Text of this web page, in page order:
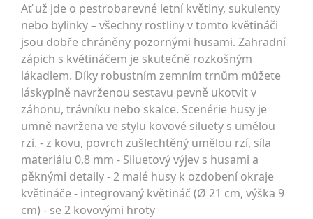
Ať už jde o pestrobarevné letní květiny, sukulenty
nebo bylinky – všechny rostliny v tomto květináči
jsou dobře chráněny pozornými husami. Zahradní
zápich s květináčem je skutečně rozkošným
lákadlem. Díky robustním zemním trnům můžete
láskyplně navrženou sestavu pevně ukotvit v
záhonu, trávníku nebo skalce. Scenérie husy je
umně navržena ve stylu kovové siluety s umělou
rzí. - z kovu, povrch zušlechtěný umělou rzí, síla
materiálu 0,8 mm - Siluetový výjev s husami a
pěknými detaily - 2 malé husy k ozdobení okraje
květináče - integrovaný květináč (Ø 21 cm, výška 9
cm) - se 2 kovovými hroty